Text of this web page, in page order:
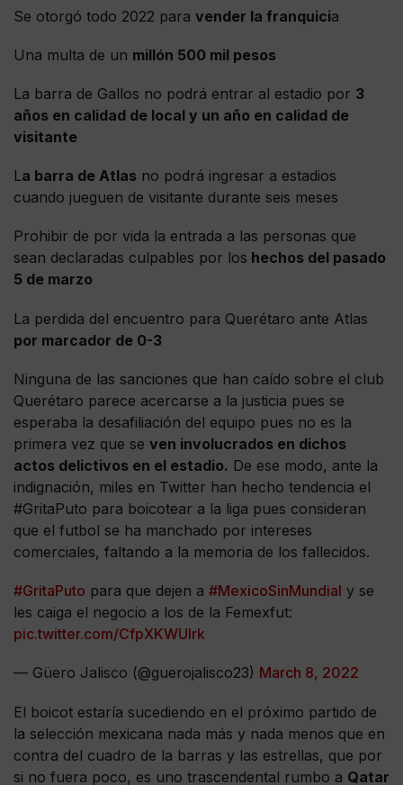
Se otorgó todo 2022 para vender la franquicia
Una multa de un millón 500 mil pesos
La barra de Gallos no podrá entrar al estadio por 3
años en calidad de local y un año en calidad de
visitante
La barra de Atlas no podrá ingresar a estadios
cuando jueguen de visitante durante seis meses
Prohibir de por vida la entrada a las personas que
sean declaradas culpables por los hechos del pasado
5 de marzo
La perdida del encuentro para Querétaro ante Atlas
por marcador de 0-3
Ninguna de las sanciones que han caído sobre el club
Querétaro parece acercarse a la justicia pues se
esperaba la desafiliación del equipo pues no es la
primera vez que se ven involucrados en dichos
actos delictivos en el estadio. De ese modo, ante la
indignación, miles en Twitter han hecho tendencia el
#GritaPuto para boicotear a la liga pues consideran
que el futbol se ha manchado por intereses
comerciales, faltando a la memoria de los fallecidos.
#GritaPuto para que dejen a #MexicoSinMundial y se
les caiga el negocio a los de la Femexfut:
pic.twitter.com/CfpXKWUlrk
— Güero Jalisco (@guerojalisco23) March 8, 2022
El boicot estaría sucediendo en el próximo partido de
la selección mexicana nada más y nada menos que en
contra del cuadro de la barras y las estrellas, que por
si no fuera poco, es uno trascendental rumbo a Qatar